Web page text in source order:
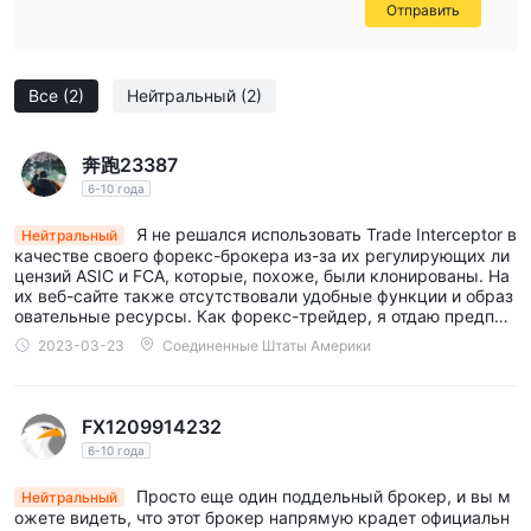
из-за отсутствия действительной лицензии регулирования,
что представляет существенные риски. ThinkMarkets также
средств, особенно для пользователей электронных
может включать дополнительные комиссии. Кроме того,
разнообразие типов счетов ограничено по сравнению с
некоторыми другими брокерами, что может быть
недостатком для трейдеров, ищущих больше вариантов,
соответствующих их конкретным потребностям.
Trade Interceptor предлагает широкий выбор финансовых
трейдеров:
Форекс:Торгуйте на крупнейшем финансовом рынке мира
Все (2) Нейтральный (2)
奔跑23387
6-10 года
Нейтральный
Я не решался использовать Trade Interceptor в
качестве своего форекс-брокера из-за их регулирующих ли
цензий ASIC и FCA, которые, похоже, были клонированы. На
их веб-сайте также отсутствовали удобные функции и образ
овательные ресурсы. Как форекс-трейдер, я отдаю предпоч
тение безопасности и простоте использования, и я считаю, ч
то есть лучшие варианты.
2023-03-23 Соединенные Штаты Америки
FX1209914232
6-10 года
Нейтральный
Просто еще один поддельный брокер, и вы м
ожете видеть, что этот брокер напрямую крадет официальн
Отправить